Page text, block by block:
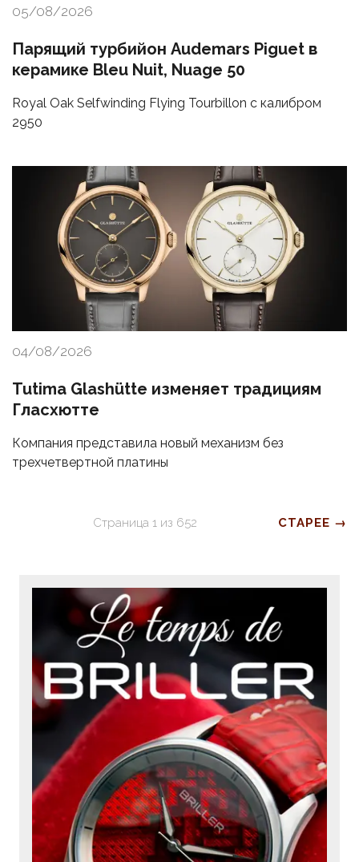
05/08/2026
Парящий турбийон Audemars Piguet в
керамике Bleu Nuit, Nuage 50
Royal Oak Selfwinding Flying Tourbillon с калибром
2950
04/08/2026
Tutima Glashütte изменяет традициям
Гласхютте
Компания представила новый механизм без
трехчетвертной платины
Страница 1 из 652 СТАРЕЕ →